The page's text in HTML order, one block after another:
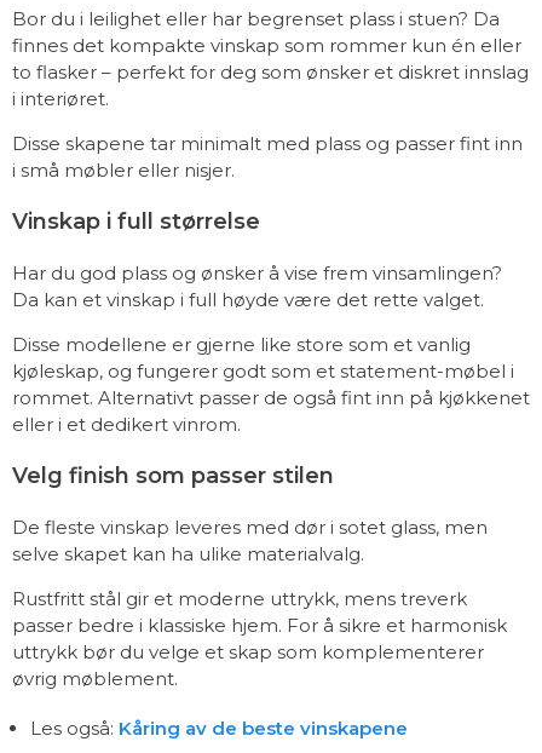
Bor du i leilighet eller har begrenset plass i stuen? Da
finnes det kompakte vinskap som rommer kun én eller
to flasker – perfekt for deg som ønsker et diskret innslag
i interiøret.
Disse skapene tar minimalt med plass og passer fint inn
i små møbler eller nisjer.
Vinskap i full størrelse
Har du god plass og ønsker å vise frem vinsamlingen?
Da kan et vinskap i full høyde være det rette valget.
Disse modellene er gjerne like store som et vanlig
kjøleskap, og fungerer godt som et statement-møbel i
rommet. Alternativt passer de også fint inn på kjøkkenet
eller i et dedikert vinrom.
Velg finish som passer stilen
De fleste vinskap leveres med dør i sotet glass, men
selve skapet kan ha ulike materialvalg.
Rustfritt stål gir et moderne uttrykk, mens treverk
passer bedre i klassiske hjem. For å sikre et harmonisk
uttrykk bør du velge et skap som komplementerer
øvrig møblement.
Les også: Kåring av de beste vinskapene